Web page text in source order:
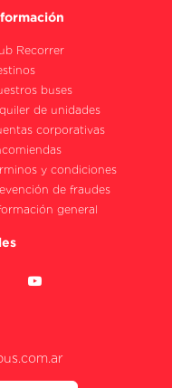
Recorrer
buses
de unidades
corporativas
y condiciones
de fraudes
general